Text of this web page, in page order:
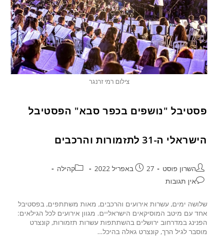
צילום רמי זרנגר
פסטיבל "נושפים בכפר סבא" הפסטיבל
הישראלי ה-31 לתזמורות והרכבים
השרון פוסט 27 באפריל 2022
קהילה
אין תגובות
שלושה ימים, עשרות אירועים והרכבים, מאות משתתפים, בפסטיבל
אחד עם מיטב המוסיקאים הישראליים. מגוון אירועים לכל הגילאים:
הפנינג במדרחוב ירושלים בהשתתפות עשרות תזמורות, קונצרט
מוסבר לגיל הרך, קונצרט גאלה בהיכל…